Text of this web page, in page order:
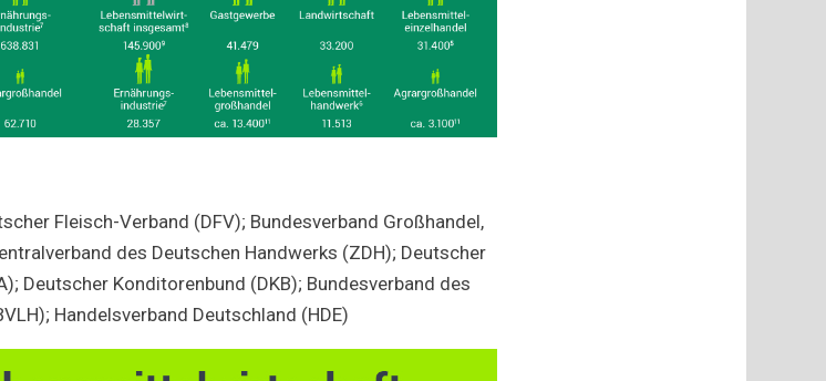
Fleisch-Verband (DFV); Bundesverband Großhandel,
des Deutschen Handwerks (ZDH); Deutscher
Deutscher Konditorenbund (DKB); Bundesverband des
Handelsverband Deutschland (HDE)